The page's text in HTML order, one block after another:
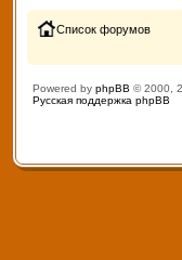
Список форумов
Powered by phpBB © 2000,
Русская поддержка phpBB